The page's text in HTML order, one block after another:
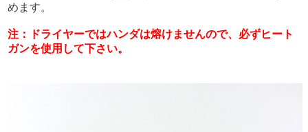
めます。
注：ドライヤーではハンダは熔けませんので、必ずヒート
ガンを使用して下さい。